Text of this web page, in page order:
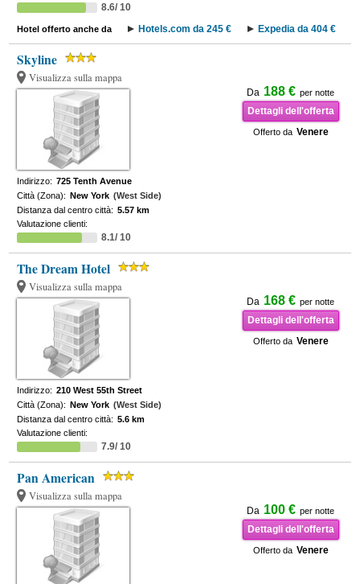
8.6/ 10
Hotel offerto anche da Hotels.com da 245 € Expedia da 404 €
Skyline
Visualizza sulla mappa
Da 188 € per notte
Dettagli dell'offerta
Offerto da Venere
Indirizzo: 725 Tenth Avenue
Città (Zona): New York (West Side)
Distanza dal centro città: 5.57 km
Valutazione clienti:
8.1/ 10
The Dream Hotel
Visualizza sulla mappa
Da 168 € per notte
Dettagli dell'offerta
Offerto da Venere
Indirizzo: 210 West 55th Street
Città (Zona): New York (West Side)
Distanza dal centro città: 5.6 km
Valutazione clienti:
7.9/ 10
Pan American
Visualizza sulla mappa
Da 100 € per notte
Dettagli dell'offerta
Offerto da Venere